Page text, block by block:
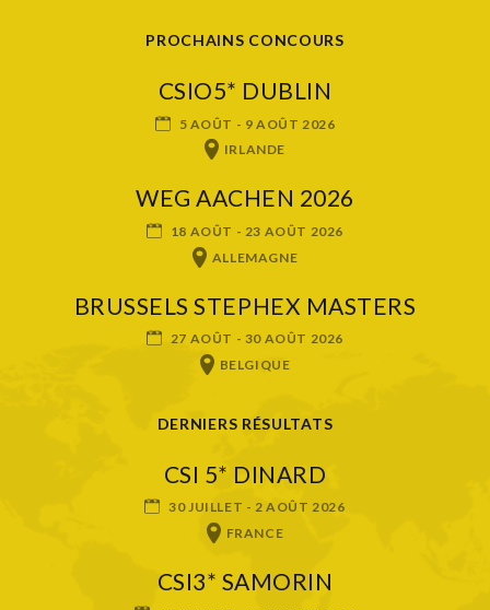
PROCHAINS CONCOURS
CSIO5* DUBLIN
5 AOÛT - 9 AOÛT 2026
IRLANDE
WEG AACHEN 2026
18 AOÛT - 23 AOÛT 2026
ALLEMAGNE
BRUSSELS STEPHEX MASTERS
27 AOÛT - 30 AOÛT 2026
BELGIQUE
DERNIERS RÉSULTATS
CSI 5* DINARD
30 JUILLET - 2 AOÛT 2026
FRANCE
CSI3* SAMORIN